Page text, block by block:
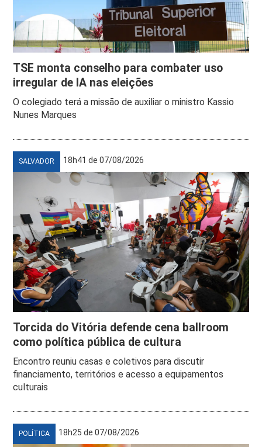
TSE monta conselho para combater uso
irregular de IA nas eleições
O colegiado terá a missão de auxiliar o ministro Kassio
Nunes Marques
SALVADOR 18h41 de 07/08/2026
Torcida do Vitória defende cena ballroom
como política pública de cultura
Encontro reuniu casas e coletivos para discutir
financiamento, territórios e acesso a equipamentos
culturais
POLÍTICA 18h25 de 07/08/2026